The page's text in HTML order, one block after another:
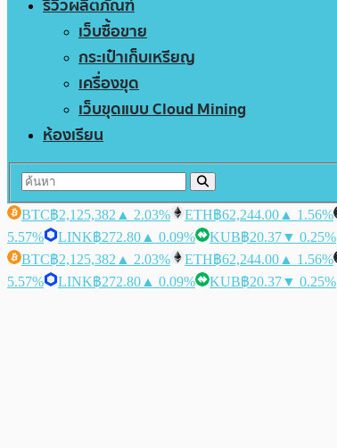
รีวิวผลิตภัณฑ์
เว็บซื้อขาย
กระเป๋าเก็บเหรียญ
เครื่องขุด
เว็บขุดแบบ Cloud Mining
ห้องเรียน
BTC฿2,125,382 ▲ 2.03% ETH฿62,244.00 ▲ 1.56%
5.57%
LINK฿272.80 ▲ 0.09% KUB฿20.37▼ 0.25%
BTC฿2,125,382 ▲ 2.03% ETH฿62,244.00 ▲ 1.56%
5.57%
LINK฿272.80 ▲ 0.09% KUB฿20.37▼ 0.25%